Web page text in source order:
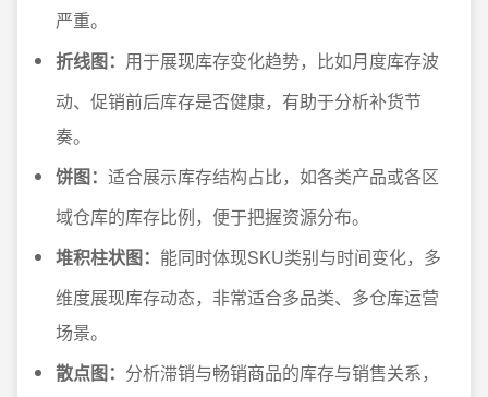
严重。
折线图： 用于展现库存变化趋势，比如月度库存波
动、促销前后库存是否健康，有助于分析补货节
奏。
饼图： 适合展示库存结构占比，如各类产品或各区
域仓库的库存比例，便于把握资源分布。
堆积柱状图： 能同时体现SKU类别与时间变化，多
维度展现库存动态，非常适合多品类、多仓库运营
场景。
散点图： 分析滞销与畅销商品的库存与销售关系，